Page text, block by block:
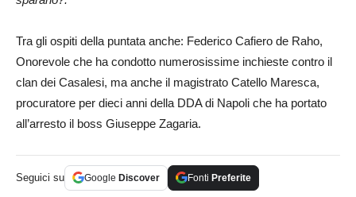
Tra gli ospiti della puntata anche: Federico Cafiero de Raho,
Onorevole che ha condotto numerosissime inchieste contro il
clan dei Casalesi, ma anche il magistrato Catello Maresca,
procuratore per dieci anni della DDA di Napoli che ha portato
all’arresto il boss Giuseppe Zagaria.
Seguici su Google Discover Fonti Preferite